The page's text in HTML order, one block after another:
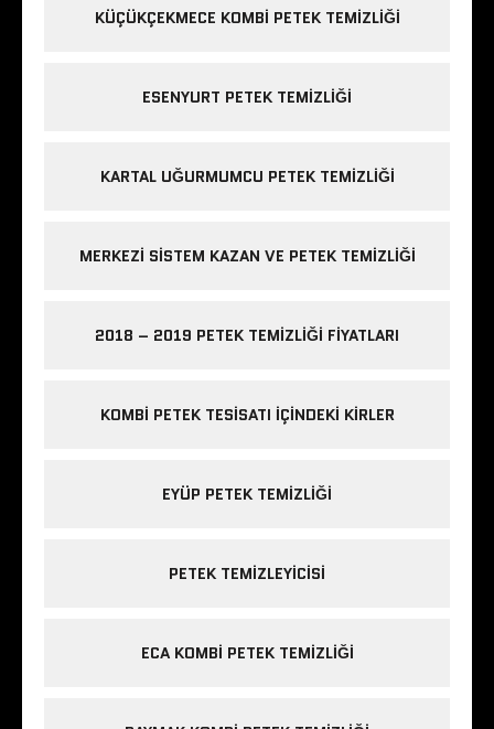
KÜÇÜKÇEKMECE KOMBI PETEK TEMIZLIĞI
ESENYURT PETEK TEMIZLIĞI
KARTAL UĞURMUMCU PETEK TEMIZLIĞI
MERKEZI SISTEM KAZAN VE PETEK TEMIZLIĞI
2018 – 2019 PETEK TEMIZLIĞI FIYATLARI
KOMBI PETEK TESISATI IÇINDEKI KIRLER
EYÜP PETEK TEMIZLIĞI
PETEK TEMIZLEYICISI
ECA KOMBI PETEK TEMIZLIĞI